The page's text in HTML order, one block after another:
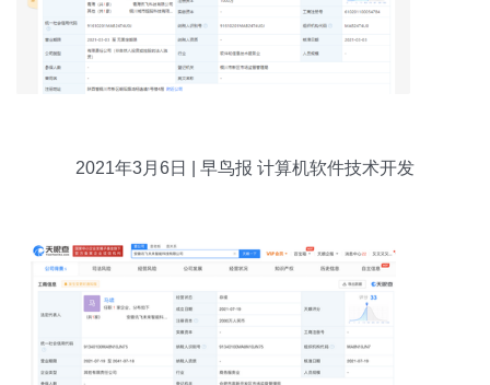
2021年3月6日 | 早鸟报 计算机软件技术开发